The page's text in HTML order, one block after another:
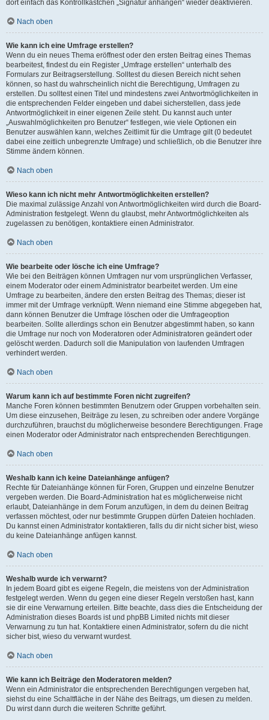
dort einfach das Kontrollkästchen „Signatur anhängen“ wieder deaktivieren.
Nach oben
Wie kann ich eine Umfrage erstellen?
Wenn du ein neues Thema eröffnest oder den ersten Beitrag eines Themas
bearbeitest, findest du ein Register „Umfrage erstellen“ unterhalb des
Formulars zur Beitragserstellung. Solltest du diesen Bereich nicht sehen
können, so hast du wahrscheinlich nicht die Berechtigung, Umfragen zu
erstellen. Du solltest einen Titel und mindestens zwei Antwortmöglichkeiten in
die entsprechenden Felder eingeben und dabei sicherstellen, dass jede
Antwortmöglichkeit in einer eigenen Zeile steht. Du kannst auch unter
„Auswahlmöglichkeiten pro Benutzer“ festlegen, wie viele Optionen ein
Benutzer auswählen kann, welches Zeitlimit für die Umfrage gilt (0 bedeutet
dabei eine zeitlich unbegrenzte Umfrage) und schließlich, ob die Benutzer ihre
Stimme ändern können.
Nach oben
Wieso kann ich nicht mehr Antwortmöglichkeiten erstellen?
Die maximal zulässige Anzahl von Antwortmöglichkeiten wird durch die Board-
Administration festgelegt. Wenn du glaubst, mehr Antwortmöglichkeiten als
zugelassen zu benötigen, kontaktiere einen Administrator.
Nach oben
Wie bearbeite oder lösche ich eine Umfrage?
Wie bei den Beiträgen können Umfragen nur vom ursprünglichen Verfasser,
einem Moderator oder einem Administrator bearbeitet werden. Um eine
Umfrage zu bearbeiten, ändere den ersten Beitrag des Themas; dieser ist
immer mit der Umfrage verknüpft. Wenn niemand eine Stimme abgegeben hat,
dann können Benutzer die Umfrage löschen oder die Umfrageoption
bearbeiten. Sollte allerdings schon ein Benutzer abgestimmt haben, so kann
die Umfrage nur noch von Moderatoren oder Administratoren geändert oder
gelöscht werden. Dadurch soll die Manipulation von laufenden Umfragen
verhindert werden.
Nach oben
Warum kann ich auf bestimmte Foren nicht zugreifen?
Manche Foren können bestimmten Benutzern oder Gruppen vorbehalten sein.
Um diese einzusehen, Beiträge zu lesen, zu schreiben oder andere Vorgänge
durchzuführen, brauchst du möglicherweise besondere Berechtigungen. Frage
einen Moderator oder Administrator nach entsprechenden Berechtigungen.
Nach oben
Weshalb kann ich keine Dateianhänge anfügen?
Rechte für Dateianhänge können für Foren, Gruppen und einzelne Benutzer
vergeben werden. Die Board-Administration hat es möglicherweise nicht
erlaubt, Dateianhänge in dem Forum anzufügen, in dem du deinen Beitrag
verfassen möchtest, oder nur bestimmte Gruppen dürfen Dateien hochladen.
Du kannst einen Administrator kontaktieren, falls du dir nicht sicher bist, wieso
du keine Dateianhänge anfügen kannst.
Nach oben
Weshalb wurde ich verwarnt?
In jedem Board gibt es eigene Regeln, die meistens von der Administration
festgelegt werden. Wenn du gegen eine dieser Regeln verstoßen hast, kann
sie dir eine Verwarnung erteilen. Bitte beachte, dass dies die Entscheidung der
Administration dieses Boards ist und phpBB Limited nichts mit dieser
Verwarnung zu tun hat. Kontaktiere einen Administrator, sofern du die nicht
sicher bist, wieso du verwarnt wurdest.
Nach oben
Wie kann ich Beiträge den Moderatoren melden?
Wenn ein Administrator die entsprechenden Berechtigungen vergeben hat,
siehst du eine Schaltfläche in der Nähe des Beitrags, um diesen zu melden.
Du wirst dann durch die weiteren Schritte geführt.